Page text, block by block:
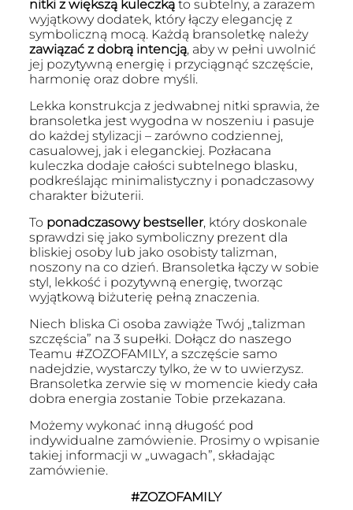
nitki z większą kuleczkąto subtelny, a zarazem
wyjątkowy dodatek, który łączy elegancję z
symboliczną mocą. Każdą bransoletkę należy
zawiązać z dobrą intencją, aby w pełni uwolnić
jej pozytywną energię i przyciągnąć szczęście,
harmonię oraz dobre myśli.
Lekka konstrukcja z jedwabnej nitki sprawia, że
bransoletka jest wygodna w noszeniu i pasuje
do każdej stylizacji – zarówno codziennej,
casualowej, jak i eleganckiej. Pozłacana
kuleczka dodaje całości subtelnego blasku,
podkreślając minimalistyczny i ponadczasowy
charakter biżuterii.
To ponadczasowy bestseller, który doskonale
sprawdzi się jako symboliczny prezent dla
bliskiej osoby lub jako osobisty talizman,
noszony na co dzień. Bransoletka łączy w sobie
styl, lekkość i pozytywną energię, tworząc
wyjątkową biżuterię pełną znaczenia.
Niech bliska Ci osoba zawiąże Twój „talizman
szczęścia” na 3 supełki. Dołącz do naszego
Teamu #ZOZOFAMILY, a szczęście samo
nadejdzie, wystarczy tylko, że w to uwierzysz.
Bransoletka zerwie się w momencie kiedy cała
dobra energia zostanie Tobie przekazana.
Możemy wykonać inną długość pod
indywidualne zamówienie. Prosimy o wpisanie
takiej informacji w „uwagach”, składając
zamówienie.
#ZOZOFAMILY